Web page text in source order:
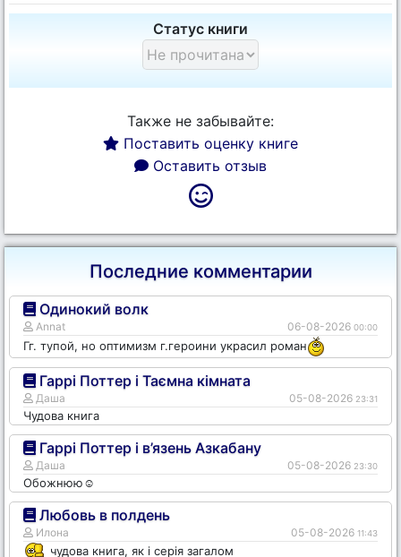
Статус книги
Также не забывайте:
Поставить оценку книге
Оставить отзыв
Последние комментарии
Одинокий волк
Annat 06-08-2026 00:00
Гг. тупой, но оптимизм г.героини украсил роман
Гаррі Поттер і Таємна кімната
Даша 05-08-2026 23:31
Чудова книга
Гаррі Поттер і в’язень Азкабану
Даша 05-08-2026 23:30
Обожнюю☺️
Любовь в полдень
Илона 05-08-2026 11:43
чудова книга, як і серія загалом